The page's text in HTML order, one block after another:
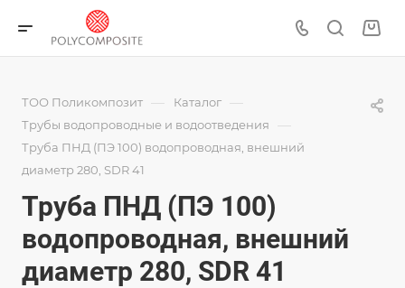
ТОО Поликомпозит — Каталог —
Трубы водопроводные и водоотведения —
Труба ПНД (ПЭ 100) водопроводная, внешний
диаметр 280, SDR 41
Труба ПНД (ПЭ 100)
водопроводная, внешний
диаметр 280, SDR 41